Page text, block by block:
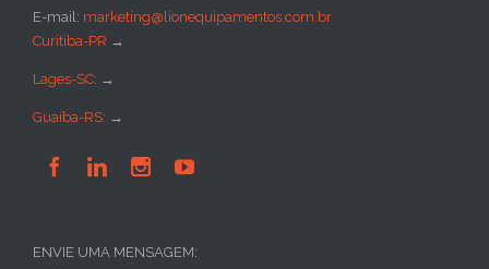
E-mail: marketing@lionequipamentos.com.br
Curitiba-PR →
Lages-SC: →
Guaíba-RS: →
   
ENVIE UMA MENSAGEM: